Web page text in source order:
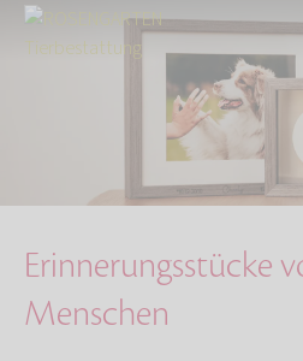
Aktuelles
Erinnerungsstücke von besonderen
Erinnerungsstücke
Menschen